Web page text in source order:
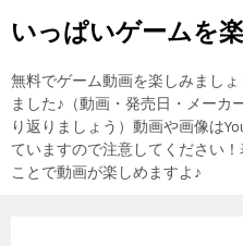
いっぱいゲームを
無料でゲーム動画を楽しみまし
ました♪（動画・発売日・メー
り返りましょう）動画や画像は
ていますので注意してください
ことで動画が楽しめますよ♪